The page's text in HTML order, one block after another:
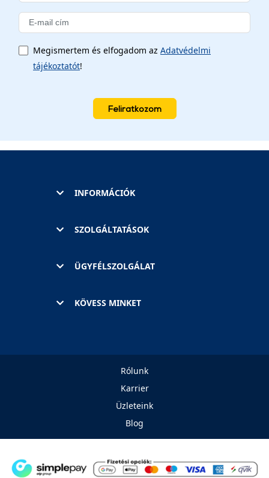
Megismertem és elfogadom az Adatvédelmi
tájékoztatót!
Feliratkozom
INFORMÁCIÓK
SZOLGÁLTATÁSOK
ÜGYFÉLSZOLGÁLAT
KÖVESS MINKET
Rólunk
Karrier
Üzleteink
Blog